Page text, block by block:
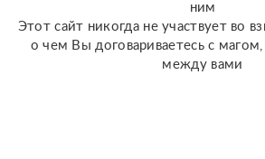
ним
Этот сайт никогда не участвует во
о чем Вы договариваетесь с магом,
между вами